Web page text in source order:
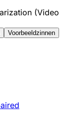
(Video
Voorbeeldzinnen